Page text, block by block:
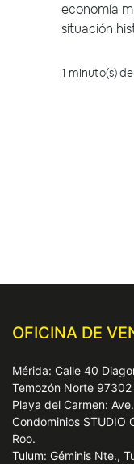
economía
situación
1 minuto(s)
OFICINA DE
Mérida: Calle 40
Temozón Norte 97302
Playa del Carmen:
Condominios STUDIO
Roo.
Tulum: Géminis Nte.,